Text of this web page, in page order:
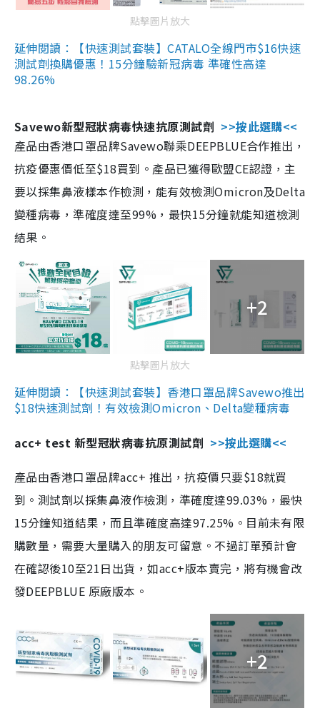
點擊圖片放大
延伸閱讀：【快速測試套裝】CATALO全線門市$16快速
測試劑換購優惠！15分鐘驗新冠病毒 準確性高達
98.26%
Savewo新型冠狀病毒快速抗原測試劑 >>按此選購<<
產品由香港口罩品牌Savewo聯乘DEEPBLUE合作推出，
抗疫優惠價低至$18買到。產品已獲得歐盟CE認證，主
要以採集鼻液樣本作檢測，能有效檢測Omicron及Delta
變種病毒，準確度達至99%，最快15分鐘就能知道檢測
結果。
+2
點擊圖片放大
延伸閱讀：【快速測試套裝】香港口罩品牌Savewo推出
$18快速測試劑！有效檢測Omicron、Delta變種病毒
acc+ test 新型冠狀病毒抗原測試劑 >>按此選購<<
產品由香港口罩品牌acc+ 推出，抗疫價只要$18就買
到。測試劑以採集鼻液作檢測，準確度達99.03%，最快
15分鐘知道結果，而且準確度高達97.25%。目前未有限
購數量，需要大量購入的朋友可留意。不過訂單預計會
在確認後10至21日出貨，如acc+版本賣完，將有機會改
發DEEPBLUE 原廠版本。
+2